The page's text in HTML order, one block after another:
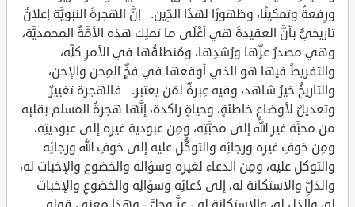
ورِفعةً وتمكينًا، وظهورًا لهذَا الدِّين. إنَّ الهجرةَ النبويَّة إعلانٌ
تاريخيٌّ بأنَّ العقيدةَ هي أغْلَى ما تملِك هذه الأمَّةُ المحمديَّة،
وهي مصدرُ عزِّها ورُشدِها، ومُنطلقُها في الأمرِ كلِّه،
والتفريطُ فيها هو الذي أوقعها في فخِّ المِحن والإحن،
والتاريخُ خيرُ شاهد، وفيه عِبرةٌ لمَن يعتبر. فالهجرة تغييرٌ
وتعديلٌ لأوضاعٍ خاطئةٍ، وحياةٍ راكدة، إنَّها هجرةُ المسلم بقلبِه
من محبَّة غيرِ الله إلى محبَّتِه، ومِن عبودية غيرِه إلى عبوديتِه،
ومِن خوفِ غيرِه ورجائِه والتوكُّلِ عليه إلى خوفِ الله ورجائِه
والتوكلِ عليه، ومِن الدعاءِ لغيرِه وسؤاله والخضوع والإخبات له،
والذلِّ والاستكانة له، إلى دُعائِه وسؤالِه والخضوعِ والإخبات